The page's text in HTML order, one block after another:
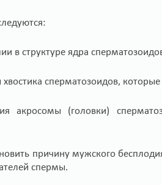
в структуре ядра
сперматозоидов,
акросомы (головки)
причину мужского
спермы.